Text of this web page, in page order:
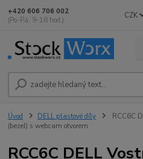
CZK
+420 606 706 002
(Po-Pá, 9-18 hod.)
Úvod DELL plastové díly
RCC6C
(bezel) s webcam otvorem
RCC6C DELL